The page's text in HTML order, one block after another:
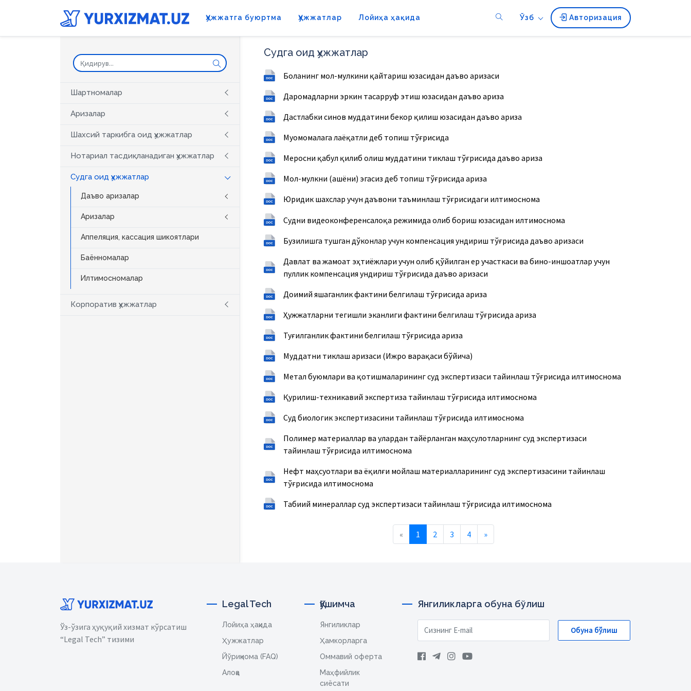
Ҳужжатга буюртма Ҳужжатлар Лойиҳа ҳақида Ўзб Авторизация
Шартномалар
Аризалар
Шахсий таркибга оид ҳужжатлар
Нотариал тасдиқланадиган ҳужжатлар
Судга оид ҳужжатлар
Даъво аризалар
Аризалар
Аппеляция, кассация шикоятлари
Баённомалар
Илтимосномалар
Корпоратив ҳужжатлар
Судга оид ҳужжатлар
Боланинг мол-мулкини қайтариш юзасидан даъво аризаси
Даромадларни эркин тасарруф этиш юзасидан даъво ариза
Дастлабки синов муддатини бекор қилиш юзасидан даъво ариза
Муомомалага лаёқатли деб топиш тўғрисида
Меросни қабул қилиб олиш муддатини тиклаш тўғрисида даъво ариза
Мол-мулкни (ашёни) эгасиз деб топиш тўғрисида ариза
Юридик шахслар учун даъвони таъминлаш тўғрисидаги илтимоснома
Судни видеоконференсалоқа режимида олиб бориш юзасидан илтимоснома
Бузилишга тушган дўконлар учун компенсация ундириш тўғрисида даъво аризаси
Давлат ва жамоат эҳтиёжлари учун олиб қўйилган ер участкаси ва бино-иншоатлар учун
пуллик компенсация ундириш тўғрисида даъво аризаси
Доимий яшаганлик фактини белгилаш тўғрисида ариза
Ҳужжатларни тегишли эканлиги фактини белгилаш тўғрисида ариза
Туғилганлик фактини белгилаш тўғрисида ариза
Муддатни тиклаш аризаси (Ижро варақаси бўйича)
Метал буюмлари ва қотишмаларининг суд экспертизаси тайинлаш тўғрисида илтимоснома
Қурилиш-техникавий экспертиза тайинлаш тўғрисида илтимоснома
Суд биологик экспертизасини тайинлаш тўғрисида илтимоснома
Полимер материаллар ва улардан тайёрланган маҳсулотларнинг суд экспертизаси
тайинлаш тўғрисида илтимоснома
Нефт маҳсуотлари ва ёқилғи мойлаш материалларининг суд экспертизасини тайинлаш
тўғрисида илтимоснома
Табиий минераллар суд экспертизаси тайинлаш тўғрисида илтимоснома
«Previous
1 2 3 4 »Next
Ўз-ўзига ҳуқуқий хизмат кўрсатиш
“Legal Tech” тизими
Legal Tech
Лойиҳа ҳақида
Ҳужжатлар
Йўриқнома (FAQ)
Алоқа
Қўшимча
Янгиликлар
Ҳамкорларга
Оммавий оферта
Маҳфийлик
сиёсати
Янгиликларга обуна бўлиш
Обуна бўлиш